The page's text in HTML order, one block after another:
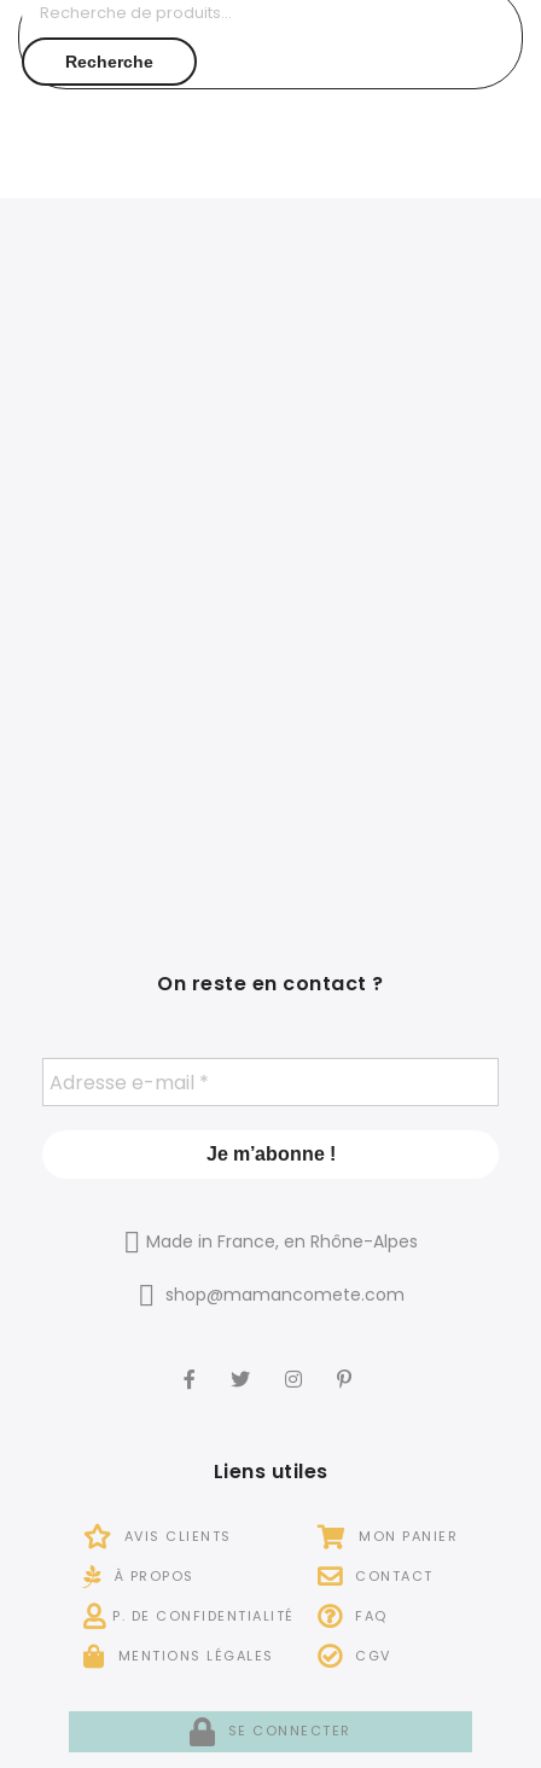
Recherche
On reste en contact ?
Made in France, en Rhône-Alpes
shop@mamancomete.com
Liens utiles
AVIS CLIENTS
À PROPOS
P. DE CONFIDENTIALITÉ
MENTIONS LÉGALES
MON PANIER
CONTACT
FAQ
CGV
SE CONNECTER